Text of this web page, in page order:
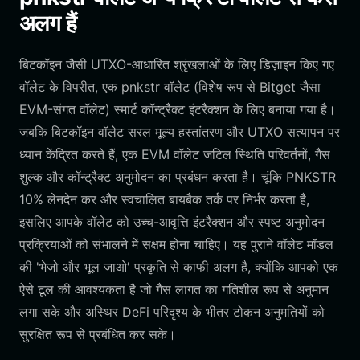
अलग हैं
बिटकॉइन जैसी UTXO-आधारित श्रृंखलाओं के लिए डिज़ाइन किए गए
वॉलेट के विपरीत, एक pnkstr वॉलेट (विशेष रूप से Bitget जैसा
EVM-संगत वॉलेट) स्मार्ट कॉन्ट्रैक्ट इंटरैक्शन के लिए बनाया गया है।
जबकि बिटकॉइन वॉलेट सरल मूल्य हस्तांतरण और UTXO सत्यापन पर
ध्यान केंद्रित करते हैं, एक EVM वॉलेट जटिल स्थिति परिवर्तनों, गैस
शुल्क और कॉन्ट्रैक्ट अनुमोदन का प्रबंधन करता है। चूंकि PNKSTR
10% लेनदेन कर और स्वचालित बायबैक तर्क पर निर्भर करता है,
इसलिए आपके वॉलेट को उच्च-आवृत्ति इंटरैक्शन और स्पष्ट अनुमोदन
प्रक्रियाओं को संभालने में सक्षम होना चाहिए। यह पुराने वॉलेट मॉडल
की 'भेजो और भूल जाओ' प्रकृति से काफी अलग है, क्योंकि आपको एक
ऐसे टूल की आवश्यकता है जो गैस लागत का गतिशील रूप से अनुमान
लगा सके और अस्थिर DeFi परिदृश्य के भीतर टोकन अनुमतियों को
सुरक्षित रूप से प्रबंधित कर सके।